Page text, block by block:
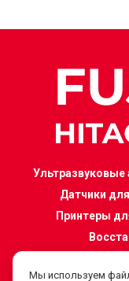
menu
Ультразвуковые
Датчики
Принтеры
Мы используем